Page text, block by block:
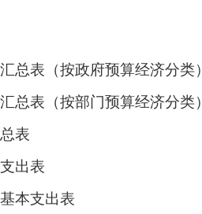
总表（按政府预算经济分类）
总表（按部门预算经济分类）
表
出表
本支出表